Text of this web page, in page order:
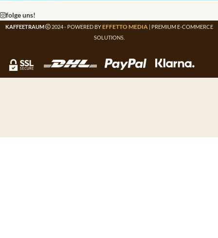
folge uns!
KAFFEETRAUM 2024 - POWERED BY EFFETTO MEDIA | PREMIUM E-COMMERCE
SOLUTIONS.